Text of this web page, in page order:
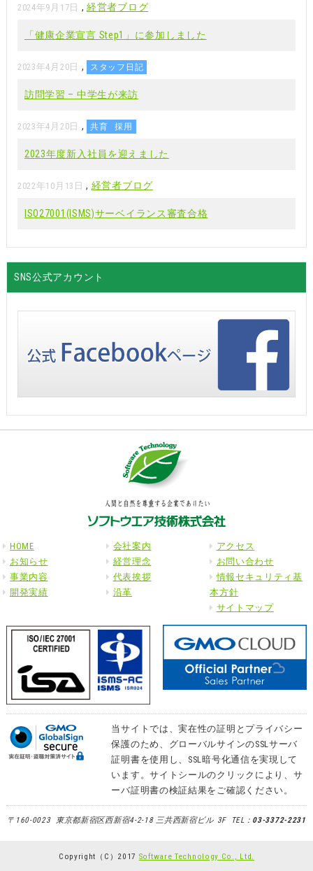
2024年9月17日 ,経営者ブログ
「健康企業宣言 Step1」に参加しました
2023年4月20日 , スタッフ日記
訪問学習 – 中学生が来訪
2023年4月20日 , 共育 採用
2023年度新入社員を迎えました
2022年10月13日 , 経営者ブログ
ISO27001(ISMS)サーベイランス審査合格
SNS公式アカウント
HOME
お知らせ
事業内容
開発実績
会社案内
経営理念
代表挨拶
沿革
アクセス
お問い合わせ
情報セキュリティ基
本方針
サイトマップ
当サイトでは、実在性の証明とプライバシー
保護のため、グローバルサインのSSLサーバ
証明書を使用し、SSL暗号化通信を実現して
います。サイトシールのクリックにより、サ
ーバ証明書の検証結果をご確認ください。
〒160-0023 東京都新宿区西新宿4-2-18 三共西新宿ビル 3F TEL： 03-3372-2231
Copyright（C）2017 Software Technology Co., Ltd.